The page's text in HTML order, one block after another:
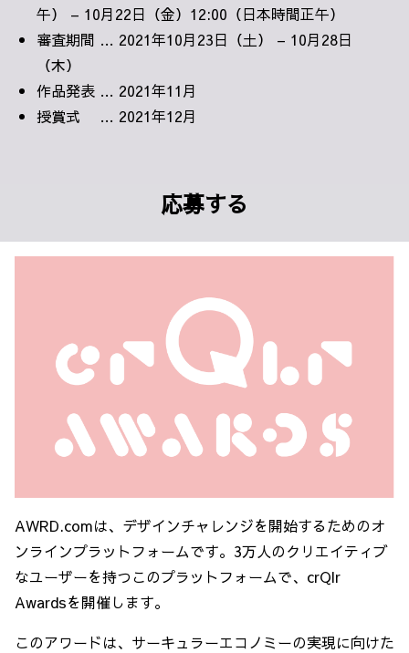
午） – 10月22日（金）12:00（日本時間正午）
審査期間 … 2021年10月23日（土） – 10月28日
（木）
作品発表 … 2021年11月
授賞式 … 2021年12月
応募する
AWRD.comは、デザインチャレンジを開始するためのオ
ンラインプラットフォームです。3万人のクリエイティブ
なユーザーを持つこのプラットフォームで、crQlr
Awardsを開催します。
このアワードは、サーキュラーエコノミーの実現に向けた